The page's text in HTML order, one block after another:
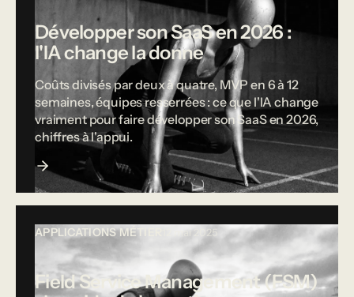
Développer son SaaS en 2026 :
l'IA change la donne
Coûts divisés par deux à quatre, MVP en 6 à 12
semaines, équipes resserrées : ce que l'IA change
vraiment pour faire développer son SaaS en 2026,
chiffres à l'appui.
APPLICATIONS MÉTIER 12 mai 2025
Field Service Management (FSM)